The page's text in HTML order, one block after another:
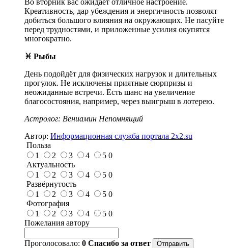
Креативность, дар убеждения и энергичность позволят
добиться большого влияния на окружающих. Не пасуйте
перед трудностями, и приложенные усилия окупятся
многократно.
♓ Рыбы
День подойдёт для физических нагрузок и длительных
прогулок. Не исключены приятные сюрпризы и
неожиданные встречи. Есть шанс на увеличение
благосостояния, например, через выигрыш в лотерею.
Астролог: Вениамин Непомнящий
Автор: Информационная служба портала 2x2.su
Польза
1
2 3 4 5 0
Актуальность
1
2 3 4 5 0
Развёрнутость
1
2 3 4 5 0
Фотография
1
2 3 4 5 0
Пожелания автору
Проголосовало: 0 Спасибо за ответ